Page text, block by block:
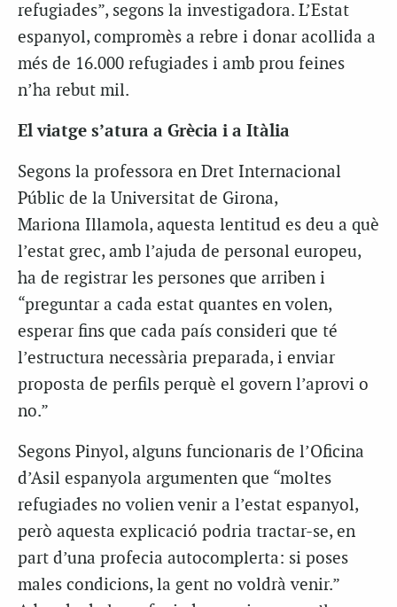
refugiades”, segons la investigadora. L’Estat
espanyol, compromès a rebre i donar acollida a
més de 16.000 refugiades i amb prou feines
n’ha rebut mil.
El viatge s’atura a Grècia i a Itàlia
Segons la professora en Dret Internacional
Públic de la Universitat de Girona,
Mariona Illamola, aquesta lentitud es deu a què
l’estat grec, amb l’ajuda de personal europeu,
ha de registrar les persones que arriben i
“preguntar a cada estat quantes en volen,
esperar fins que cada país consideri que té
l’estructura necessària preparada, i enviar
proposta de perfils perquè el govern l’aprovi o
no.”
Segons Pinyol, alguns funcionaris de l’Oficina
d’Asil espanyola argumenten que “moltes
refugiades no volien venir a l’estat espanyol,
però aquesta explicació podria tractar-se, en
part d’una profecia autocomplerta: si poses
males condicions, la gent no voldrà venir.”